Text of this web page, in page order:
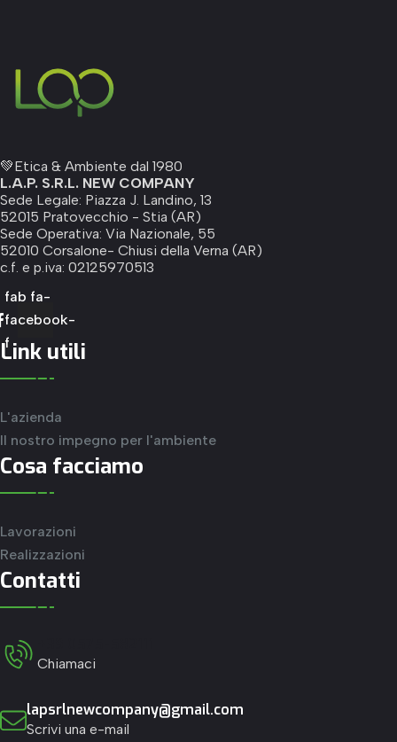
💚Etica & Ambiente dal 1980
L.A.P. S.R.L. NEW COMPANY
Sede Legale: Piazza J. Landino, 13
52015 Pratovecchio - Stia (AR)
Sede Operativa: Via Nazionale, 55
52010 Corsalone- Chiusi della Verna (AR)
c.f. e p.iva: 02125970513
fab fa-
facebook-
f
Link utili
L'azienda
Il nostro impegno per l'ambiente
Cosa facciamo
Lavorazioni
Realizzazioni
Contatti
Chiamaci
lapsrlnewcompany@gmail.com
Scrivi una e-mail